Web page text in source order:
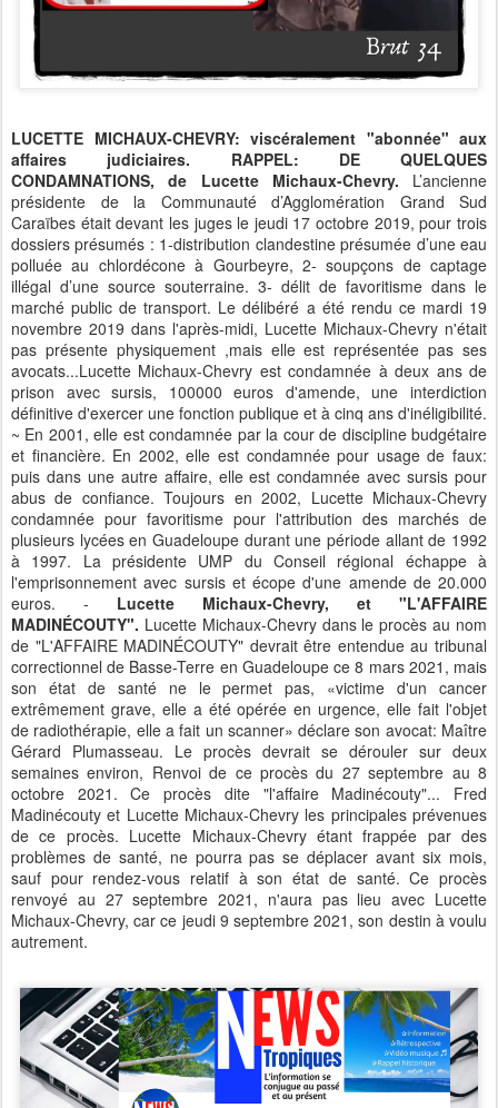
LUCETTE MICHAUX-CHEVRY: viscéralement "abonnée" aux
affaires judiciaires. RAPPEL: DE QUELQUES
CONDAMNATIONS, de Lucette Michaux-Chevry. L’ancienne
présidente de la Communauté d’Agglomération Grand Sud
Caraïbes était devant les juges le jeudi 17 octobre 2019, pour trois
dossiers présumés : 1-distribution clandestine présumée d’une eau
polluée au chlordécone à Gourbeyre, 2- soupçons de captage
illégal d’une source souterraine. 3- délit de favoritisme dans le
marché public de transport. Le délibéré a été rendu ce mardi 19
novembre 2019 dans l'après-midi, Lucette Michaux-Chevry n'était
pas présente physiquement ,mais elle est représentée pas ses
avocats...Lucette Michaux-Chevry est condamnée à deux ans de
prison avec sursis, 100000 euros d'amende, une interdiction
définitive d'exercer une fonction publique et à cinq ans d'inéligibilité.
~ En 2001, elle est condamnée par la cour de discipline budgétaire
et financière. En 2002, elle est condamnée pour usage de faux:
puis dans une autre affaire, elle est condamnée avec sursis pour
abus de confiance. Toujours en 2002, Lucette Michaux-Chevry
condamnée pour favoritisme pour l'attribution des marchés de
plusieurs lycées en Guadeloupe durant une période allant de 1992
à 1997. La présidente UMP du Conseil régional échappe à
l'emprisonnement avec sursis et écope d'une amende de 20.000
euros. - Lucette Michaux-Chevry, et "L'AFFAIRE
MADINÉCOUTY". Lucette Michaux-Chevry dans le procès au nom
de "L'AFFAIRE MADINÉCOUTY" devrait être entendue au tribunal
correctionnel de Basse-Terre en Guadeloupe ce 8 mars 2021, mais
son état de santé ne le permet pas, «victime d'un cancer
extrêmement grave, elle a été opérée en urgence, elle fait l'objet
de radiothérapie, elle a fait un scanner» déclare son avocat: Maître
Gérard Plumasseau. Le procès devrait se dérouler sur deux
semaines environ, Renvoi de ce procès du 27 septembre au 8
octobre 2021. Ce procès dite "l'affaire Madinécouty"... Fred
Madinécouty et Lucette Michaux-Chevry les principales prévenues
de ce procès. Lucette Michaux-Chevry étant frappée par des
problèmes de santé, ne pourra pas se déplacer avant six mois,
sauf pour rendez-vous relatif à son état de santé. Ce procès
renvoyé au 27 septembre 2021, n'aura pas lieu avec Lucette
Michaux-Chevry, car ce jeudi 9 septembre 2021, son destin à voulu
autrement.